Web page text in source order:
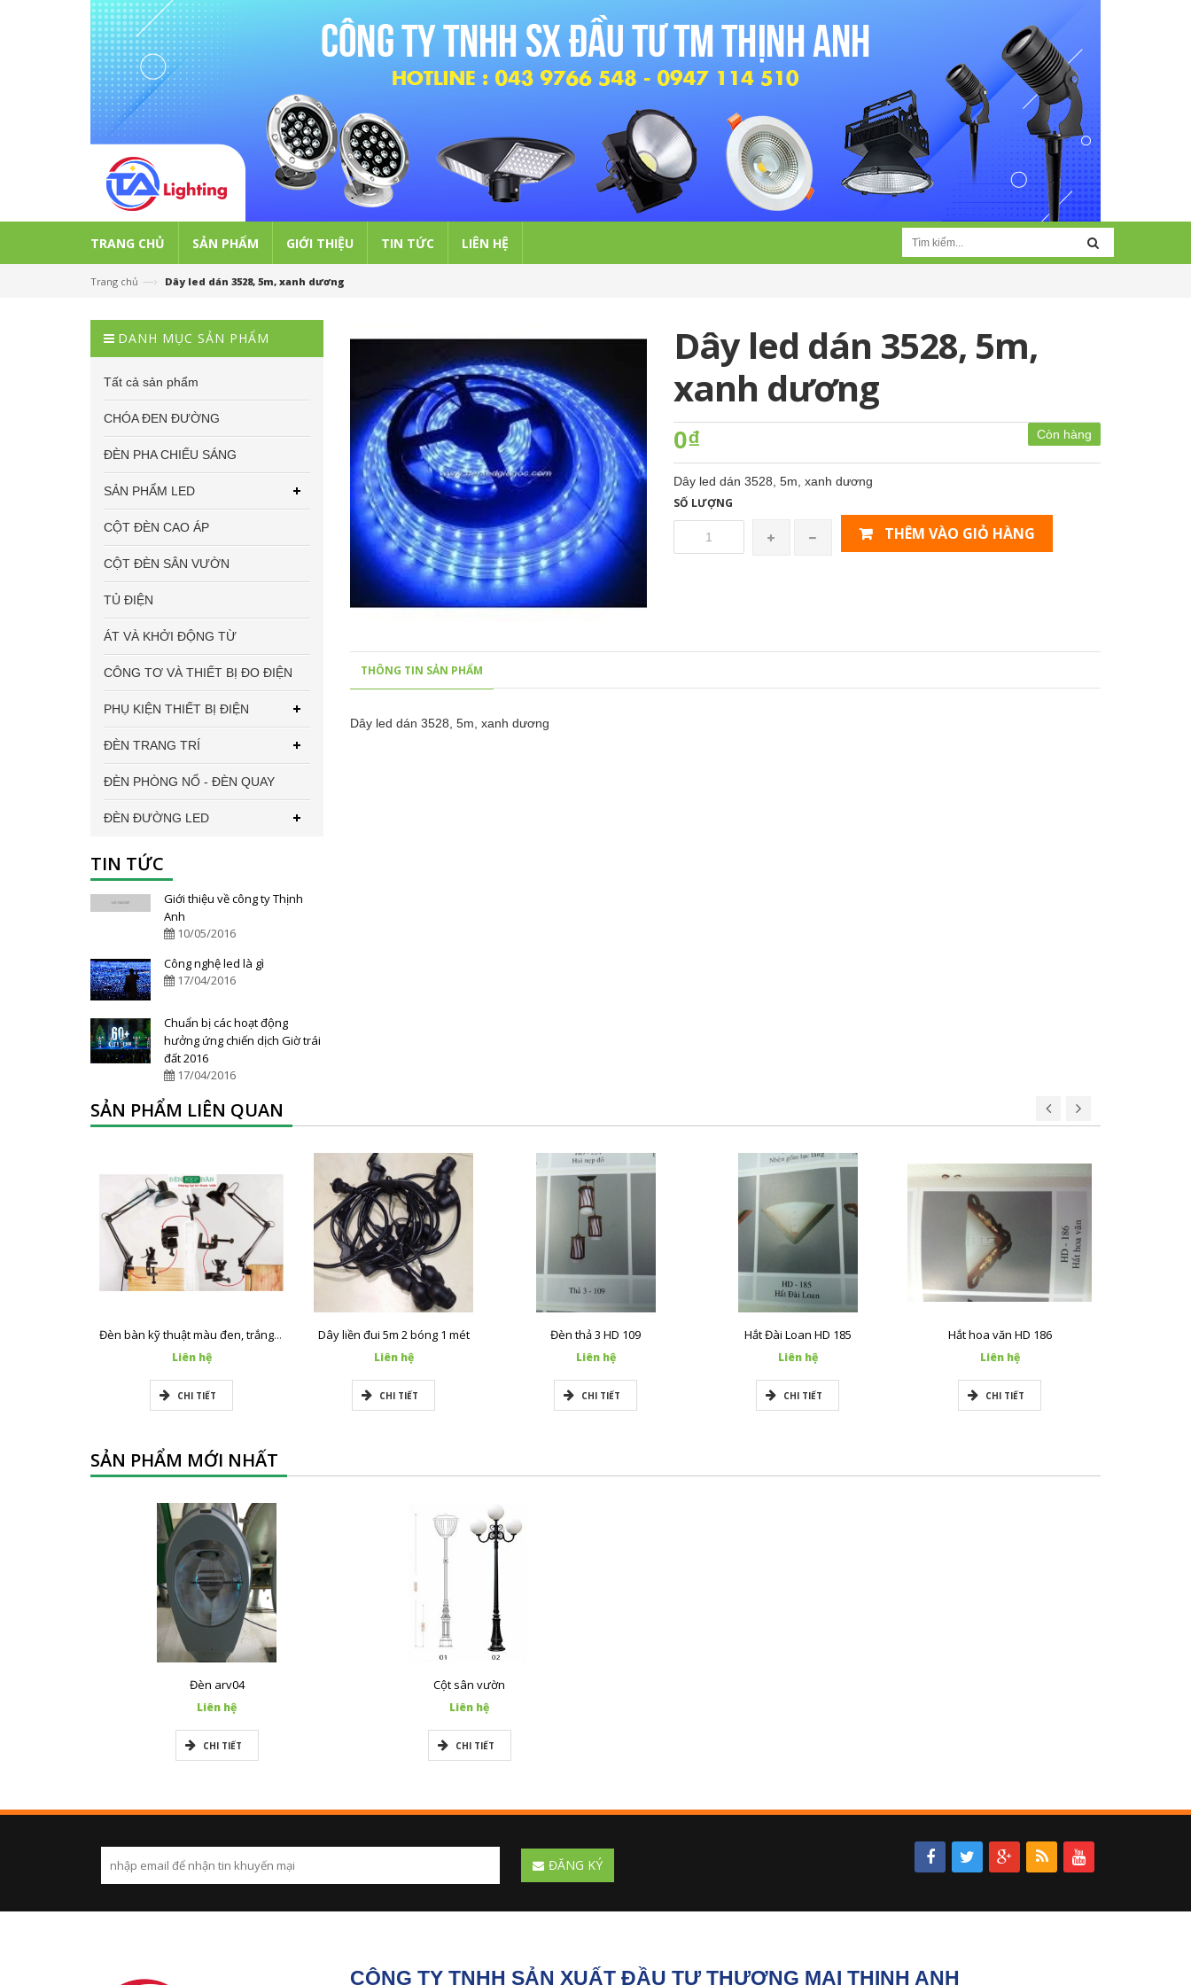
TRANG CHỦ SẢN PHẨM GIỚI THIỆU TIN TỨC LIÊN HỆ
Trang chủ —› Dây led dán 3528, 5m, xanh dương
Dây led dán 3528, 5m,
xanh dương
Còn hàng
0₫
Dây led dán 3528, 5m, xanh dương
SỐ LƯỢNG
THÊM VÀO GIỎ HÀNG
THÔNG TIN SẢN PHẨM
Dây led dán 3528, 5m, xanh dương
DANH MỤC SẢN PHẨM
Tất cả sản phẩm
CHÓA ĐEN ĐƯỜNG
ĐÈN PHA CHIẾU SÁNG
SẢN PHẨM LED
CỘT ĐÈN CAO ÁP
CỘT ĐÈN SÂN VƯỜN
TỦ ĐIỆN
ÁT VÀ KHỞI ĐỘNG TỪ
CÔNG TƠ VÀ THIẾT BỊ ĐO ĐIỆN
PHỤ KIỆN THIẾT BỊ ĐIỆN
ĐÈN TRANG TRÍ
ĐÈN PHÒNG NỔ - ĐÈN QUAY
ĐÈN ĐƯỜNG LED
TIN TỨC
Giới thiệu về công ty Thịnh
Anh
10/05/2016
Công nghệ led là gì
17/04/2016
Chuẩn bị các hoạt động
hưởng ứng chiến dịch Giờ trái
đất 2016
17/04/2016
SẢN PHẨM LIÊN QUAN
Đèn bàn kỹ thuật màu đen, trắng, xanh dương
Liên hệ
CHI TIẾT
Dây liền đui 5m 2 bóng 1 mét
Liên hệ
CHI TIẾT
Đèn thả 3 HD 109
Liên hệ
CHI TIẾT
Hắt Đài Loan HD 185
Liên hệ
CHI TIẾT
Hắt hoa văn HD 186
Liên hệ
CHI TIẾT
SẢN PHẨM MỚI NHẤT
Đèn arv04
Liên hệ
CHI TIẾT
Cột sân vườn
Liên hệ
CHI TIẾT
ĐĂNG KÝ
CÔNG TY TNHH SẢN XUẤT ĐẦU TƯ THƯƠNG MẠI THỊNH ANH